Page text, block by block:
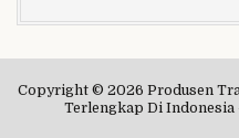
Copyright © 2026 Produsen
Terlengkap Di Indonesia